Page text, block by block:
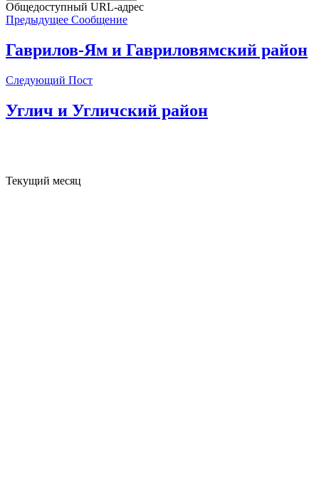
Общедоступный URL-адрес
Предыдущее Сообщение
Гаврилов-Ям и Гавриловямский район
Следующий Пост
Углич и Угличский район
Текущий месяц